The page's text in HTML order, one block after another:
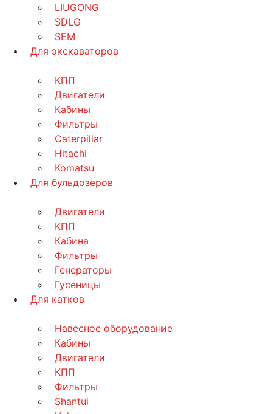
LIUGONG
SDLG
SEM
Для экскаваторов
КПП
Двигатели
Кабины
Фильтры
Caterpillar
Hitachi
Komatsu
Для бульдозеров
Двигатели
КПП
Кабина
Фильтры
Генераторы
Гусеницы
Для катков
Навесное оборудование
Кабины
Двигатели
КПП
Фильтры
Shantui